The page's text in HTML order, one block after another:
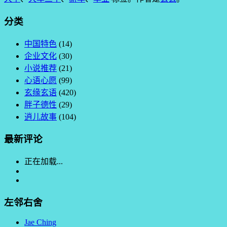
分类
中国特色 (14)
企业文化 (30)
小说推荐 (21)
心语心愿 (99)
玄缘玄语 (420)
胖子德性 (29)
逍儿故事 (104)
最新评论
正在加载...
左邻右舍
Jae Ching